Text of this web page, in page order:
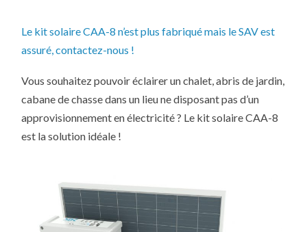
Le kit solaire CAA-8 n’est plus fabriqué mais le SAV est
assuré, contactez-nous !
Vous souhaitez pouvoir éclairer un chalet, abris de jardin,
cabane de chasse dans un lieu ne disposant pas d’un
approvisionnement en électricité ? Le kit solaire CAA-8
est la solution idéale !